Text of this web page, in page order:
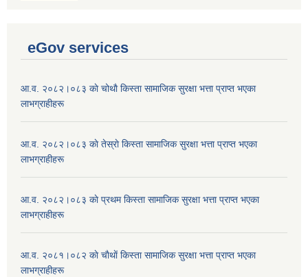
eGov services
आ.व. २०८२।०८३ काे चोथाै‌ किस्ता सामाजिक सुरक्षा भत्ता प्राप्त भएका
लाभग्राहीहरू
आ.व. २०८२।०८३ काे तेस्राे किस्ता सामाजिक सुरक्षा भत्ता प्राप्त भएका
लाभग्राहीहरू
आ.व. २०८२।०८३ काे प्रथम किस्ता सामाजिक सुरक्षा भत्ता प्राप्त भएका
लाभग्राहीहरू
आ.व. २०८१।०८२ काे चाैथाें किस्ता सामाजिक सुरक्षा भत्ता प्राप्त भएका
लाभग्राहीहरू